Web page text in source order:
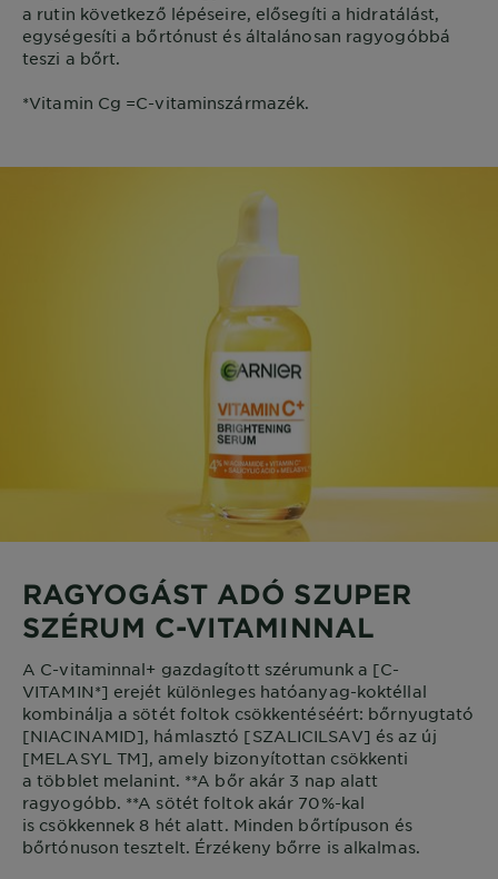
a rutin következő lépéseire, elősegíti a hidratálást,
egységesíti a bőrtónust és általánosan ragyogóbbá
teszi a bőrt.
*Vitamin Cg =C-vitaminszármazék.
RAGYOGÁST ADÓ SZUPER
SZÉRUM C-VITAMINNAL
A C-vitaminnal+ gazdagított szérumunk a [C-
VITAMIN*] erejét különleges hatóanyag-koktéllal
kombinálja a sötét foltok csökkentéséért: bőrnyugtató
[NIACINAMID], hámlasztó [SZALICILSAV] és az új
[MELASYL TM], amely bizonyítottan csökkenti
a többlet melanint. **A bőr akár 3 nap alatt
ragyogóbb. **A sötét foltok akár 70%-kal
is csökkennek 8 hét alatt. Minden bőrtípuson és
bőrtónuson tesztelt. Érzékeny bőrre is alkalmas.